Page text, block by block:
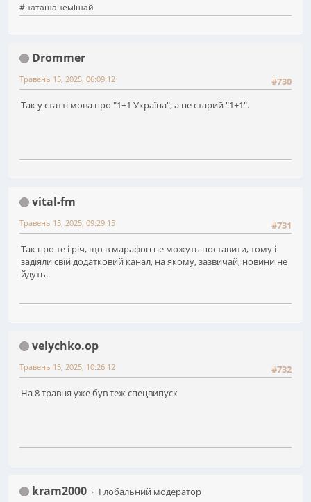
#наташанемішай
Drommer
#730
Травень 15, 2025, 06:09:12
Так у статті мова про "1+1 Україна", а не старий "1+1".
vital-fm
#731
Травень 15, 2025, 09:29:15
Так про те і річ, що в марафон не можуть поставити, тому і
задіяли свій додатковий канал, на якому, зазвичай, новини не
йдуть.
velychko.op
#732
Травень 15, 2025, 10:26:12
На 8 травня уже був теж спецвипуск
kram2000
Глобальний модератор